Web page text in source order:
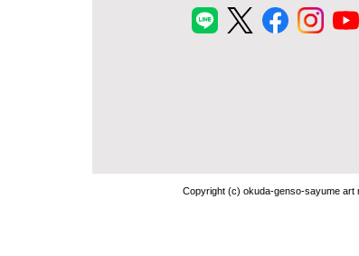
Copyright (c) okuda-genso-sayume art